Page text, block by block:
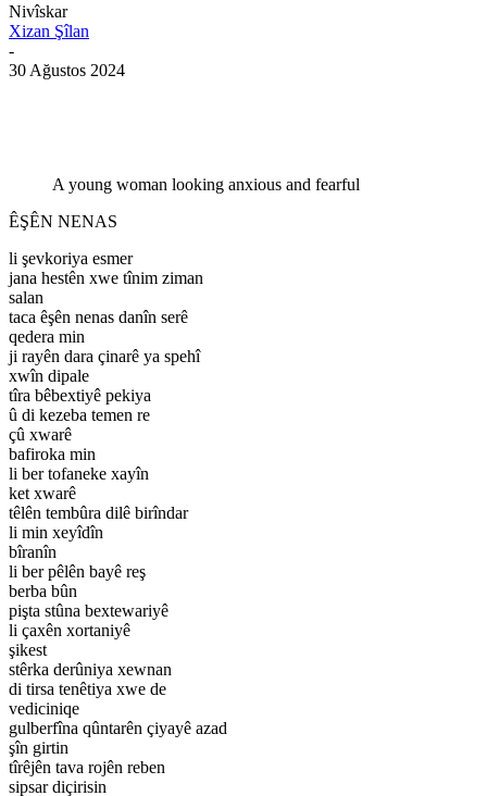
Nivîskar
Xizan Şîlan
-
30 Ağustos 2024
A young woman looking anxious and fearful
ÊŞÊN NENAS
li şevkoriya esmer
jana hestên xwe tînim ziman
salan
taca êşên nenas danîn serê
qedera min
ji rayên dara çinarê ya spehî
xwîn dipale
tîra bêbextiyê pekiya
û di kezeba temen re
çû xwarê
bafiroka min
li ber tofaneke xayîn
ket xwarê
têlên tembûra dilê birîndar
li min xeyîdîn
bîranîn
li ber pêlên bayê reş
berba bûn
pişta stûna bextewariyê
li çaxên xortaniyê
şikest
stêrka derûniya xewnan
di tirsa tenêtiya xwe de
vediciniqe
gulberfîna qûntarên çiyayê azad
şîn girtin
tîrêjên tava rojên reben
sipsar diçirisin